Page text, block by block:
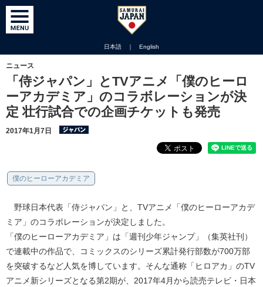
日本語 ｜ English
ニュース
「侍ジャパン」とTVアニメ「僕のヒーロ
ーアカデミア」のコラボレーションが決
定 壮行試合での企画チケットも発売
2017年1月7日
僕のヒーローアカデミア
野球日本代表「侍ジャパン」と、TVアニメ「僕のヒーローアカデ
ミア」のコラボレーションが決定しました。
「僕のヒーローアカデミア」は「週刊少年ジャンプ」（集英社刊）
で連載中の作品で、コミックスのシリーズ累計発行部数が700万部
を突破するなど人気を博しています。そんな通称「ヒロアカ」のTV
アニメ新シリーズとなる第2期が、2017年4月から読売テレビ・日本